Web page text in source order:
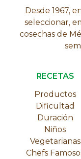
Desde 1967,
seleccionar,
cosechas de
RECETAS
Productos
Dificultad
Duración
Niños
Vegetarianas
Chefs